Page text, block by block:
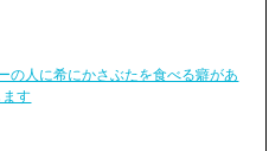
の人に希にかさぶたを食べる癖があ
す